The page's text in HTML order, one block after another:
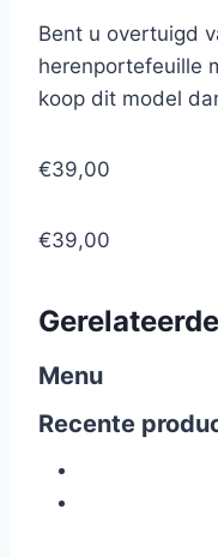
Bent u overtuigd
herenportefeuille
koop dit model
€39,00
€39,00
Menu
Recente